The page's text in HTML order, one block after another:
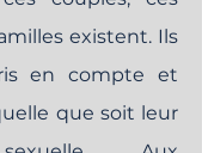
existent. Ils
en compte et
que soit leur